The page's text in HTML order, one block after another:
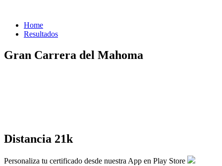
Home
Resultados
Gran Carrera del Mahoma
Distancia 21k
Personaliza tu certificado desde nuestra App en Play Store